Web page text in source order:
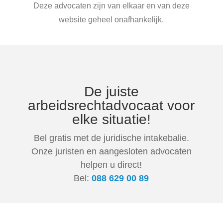
Deze advocaten zijn van elkaar en van deze
website geheel onafhankelijk.
De juiste
arbeidsrechtadvocaat voor
elke situatie!
Bel gratis met de juridische intakebalie.
Onze juristen en aangesloten advocaten
helpen u direct!
Bel:088 629 00 89